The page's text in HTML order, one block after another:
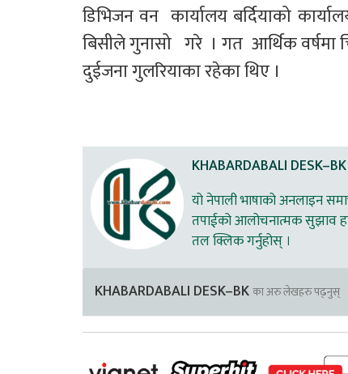
डिभिजन वन  कार्यालय बर्दियाको
बिसीले गुनासो   गरे  । गत  आर्थिक
दुईजना गुलरियाका रहेका थिए ।
KHABARDABALI DESK–BK
यो नेपाली भाषाको अनलाइन
तपाईको आलोचनात्मक सुझाव
तल क्लिक गर्नुहोस् ।
KHABARDABALI DESK–BKका अरु लेखहरु पढ्नुस्